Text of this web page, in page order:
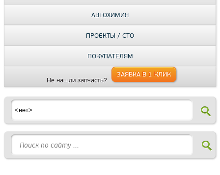
АВТОХИМИЯ
ПРОЕКТЫ / СТО
ПОКУПАТЕЛЯМ
Не нашли запчасть?
ЗАЯВКА В 1 КЛИК